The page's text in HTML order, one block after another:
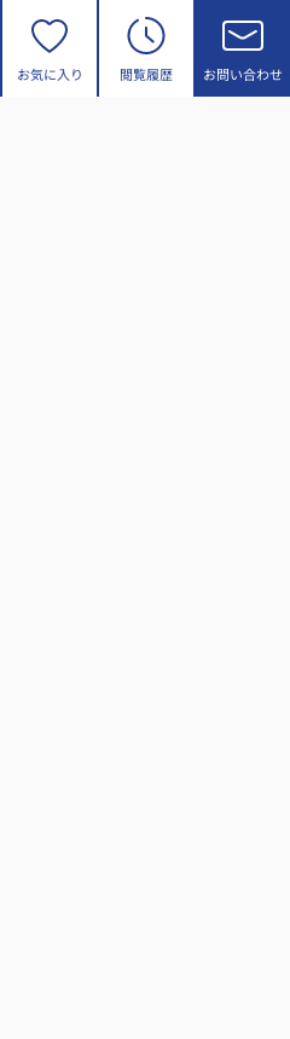
お気に入り 閲覧履歴 お問い合わせ